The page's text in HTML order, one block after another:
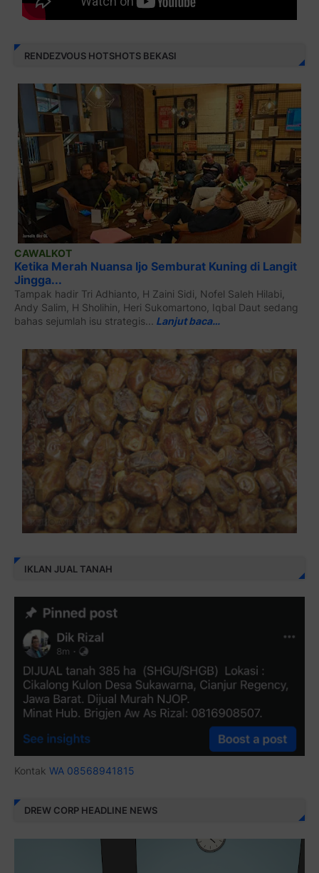
RENDEZVOUS HOTSHOTS BEKASI
CAWALKOT
Ketika Merah Nuansa Ijo Semburat Kuning di Langit
Jingga...
Tampak hadir Tri Adhianto, H Zaini Sidi, Nofel Saleh Hilabi,
Andy Salim, H Sholihin, Heri Sukomartono, Iqbal Daut sedang
bahas sejumlah isu strategis...
Lanjut baca…
IKLAN JUAL TANAH
Kontak WA 08568941815
DREW CORP HEADLINE NEWS